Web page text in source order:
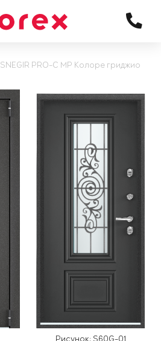
SNEGIR PRO-C MP Колоре гриджио